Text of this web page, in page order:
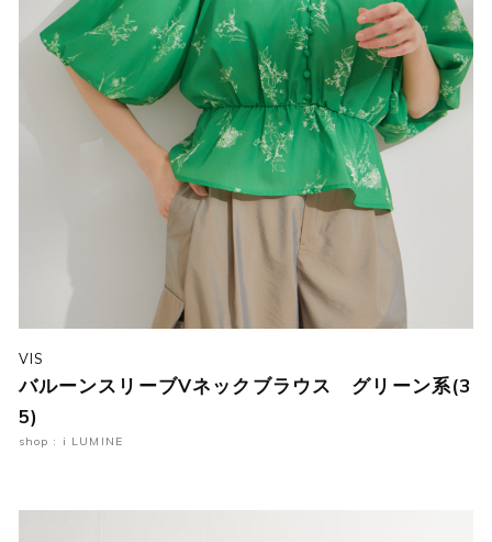
VIS
バルーンスリーブVネックブラウス グリーン系(3
5)
shop : i LUMINE